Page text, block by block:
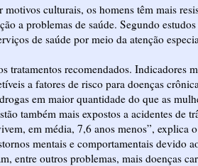
motivos culturais, os homens têm mais
a problemas de saúde. Segundo
de saúde por meio da atenção
tratamentos recomendados. Indicadores
a fatores de risco para doenças
em maior quantidade do que as
também mais expostos a acidentes de
em média, 7,6 anos menos”, explica
mentais e comportamentais devido
entre outros problemas, mais doenças